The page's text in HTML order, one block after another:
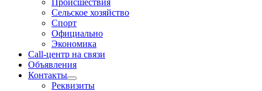
Происшествия
Сельское хозяйство
Спорт
Официально
Экономика
Call-центр на связи
Объявления
Контакты
Реквизиты